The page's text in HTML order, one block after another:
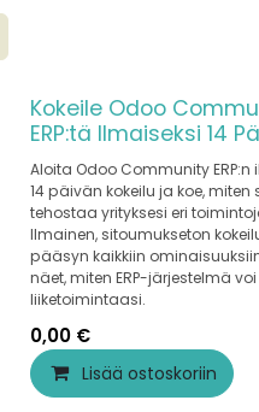
Kokeile Odoo
ERP:tä Ilmaiseksi 14
Aloita Odoo Community ERP:n
14 päivän kokeilu ja koe, miten
tehostaa yrityksesi eri
Ilmainen, sitoumukseton
pääsyn kaikkiin
näet, miten ERP-järjestelmä
liiketoimintaasi.
0,00€
Lisää ostoskoriin